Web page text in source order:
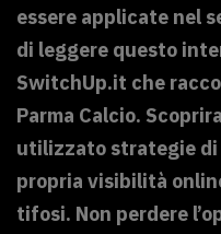
essere applicate nel
di leggere questo
SwitchUp.it che
Parma Calcio.
utilizzato strategie di
propria visibilità
tifosi. Non perdere